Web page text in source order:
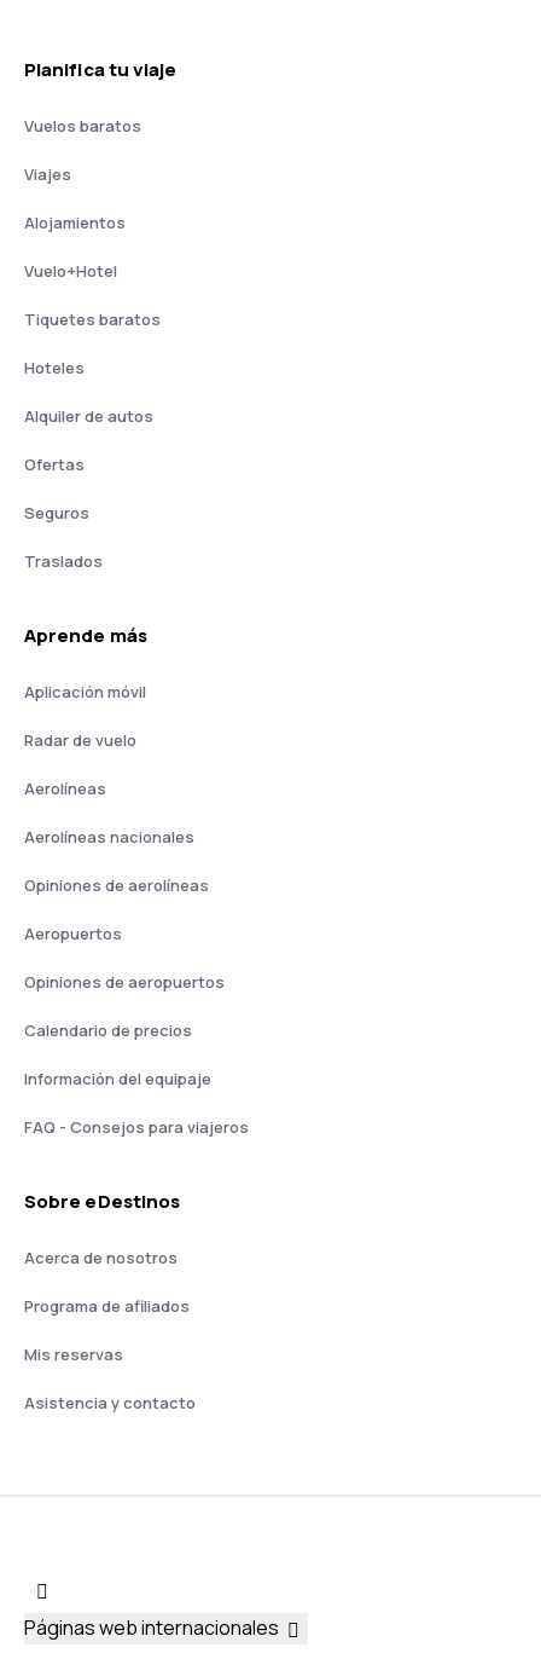
Planifica tu viaje
Vuelos baratos
Viajes
Alojamientos
Vuelo+Hotel
Tiquetes baratos
Hoteles
Alquiler de autos
Ofertas
Seguros
Traslados
Aprende más
Aplicación móvil
Radar de vuelo
Aerolíneas
Aerolíneas nacionales
Opiniones de aerolíneas
Aeropuertos
Opiniones de aeropuertos
Calendario de precios
Información del equipaje
FAQ - Consejos para viajeros
Sobre eDestinos
Acerca de nosotros
Programa de afiliados
Mis reservas
Asistencia y contacto
Páginas web internacionales